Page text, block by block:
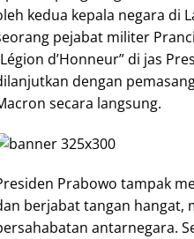
kedua kepala negara di
pejabat militer
d’Honneur” di jas
dengan
secara langsung.
Prabowo tampak
berjabat tangan hangat,
antarnegara.